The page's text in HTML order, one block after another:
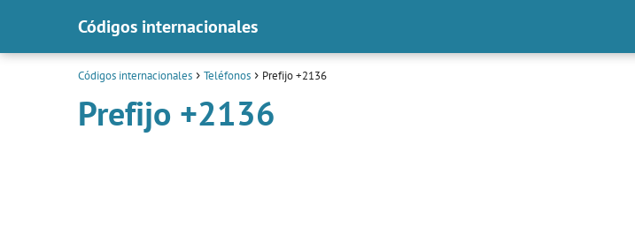
Códigos internacionales
Códigos internacionales Teléfonos Prefijo +2136
Prefijo +2136